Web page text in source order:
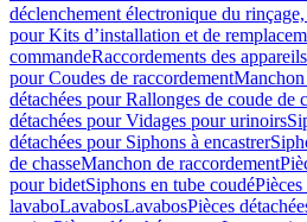
déclenchement électronique du
pour Kits d’installation et de
commandeRaccordements des
pour Coudes de raccordementManchon
détachées pour Rallonges de coude de
détachées pour Vidages pour urinoirs
détachées pour Siphons à encastrer
de chasseManchon de raccordement
pour bidetSiphons en tube coudé
lavaboLavabosLavabosPièces